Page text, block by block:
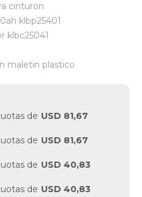
cinturon
klbp25401
klbc25041
maletin plastico
de USD 81,67
de USD 81,67
de USD 40,83
de USD 40,83